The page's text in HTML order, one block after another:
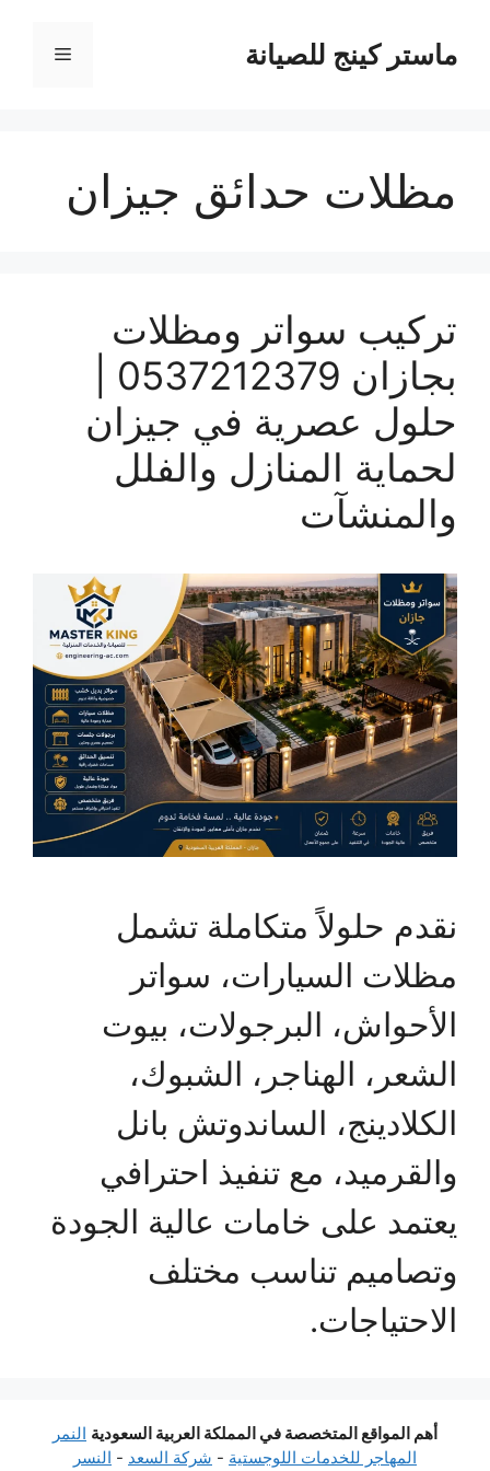
المحتوىماستر كينج للصيانة القائمة
مظلات حدائق جيزان
تركيب سواتر ومظلات
حلول عصرية في جيزان
لحماية المنازل والفلل
والمنشآت
نقدم حلولاً متكاملة تشمل
مظلات السيارات، سواتر
الأحواش، البرجولات، بيوت
الشعر، الهناجر، الشبوك،
الكلادينج، الساندوتش بانل
والقرميد، مع تنفيذ احترافي
يعتمد على خامات عالية الجودة
وتصاميم تناسب مختلف
الاحتياجات.
أهم المواقع المتخصصة في المملكة العربية السعودية النمر
المهاجر للخدمات اللوجستية - شركة السعد - النسر